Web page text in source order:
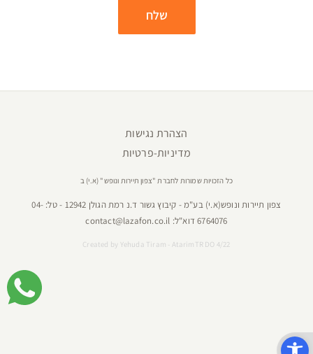
הצהרת נגישות
מדיניות-פרטיות
כל הזכויות שמורות לחברת "צפון תיירות ונופש" (א.י) ב
צפון תיירות ונופש(א.י) בע"מ - קיבוץ גשור ד.נ רמת הגולן 12942 - טל:
04-
6764076דוא"ל: contact@lazafon.co.il
Created by Yehuda Tiram - AtarimTR DO 4/22
פתח סרגל נגישות